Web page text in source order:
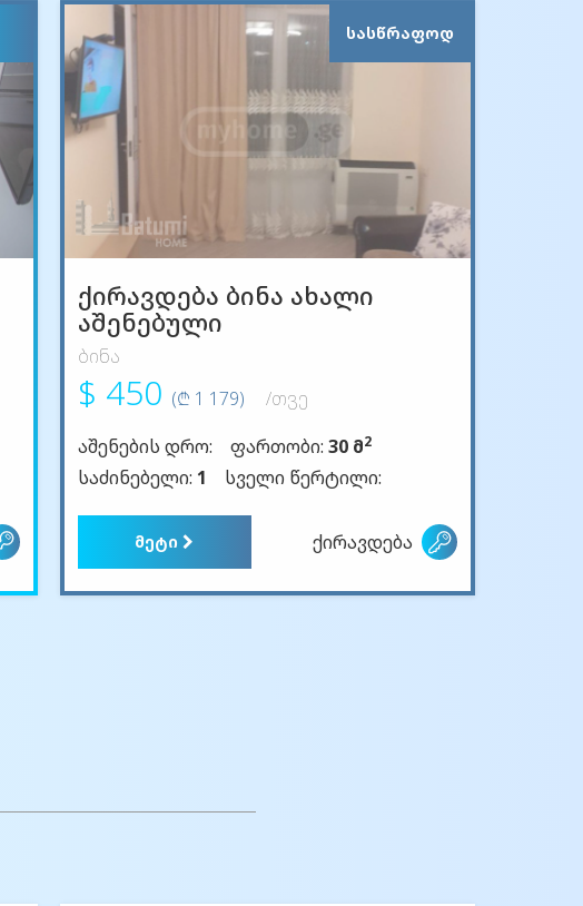
ᲡᲐᲡᲬᲠᲐᲤᲝᲓ
ქირავდება ბინა ახალი
აშენებული
ბინა
$ 450 (₾ 1 179)
/თვე
აშენების დრო:
ფართობი: 30 მ2
საძინებელი: 1 სველი წერტილი:
მეტი ქირავდება